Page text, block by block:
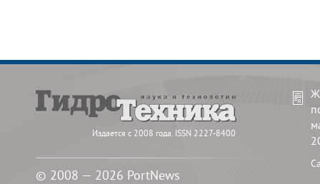
Издается с 2008 года. ISSN 2227-8400
© 2008 — 2026 PortNews